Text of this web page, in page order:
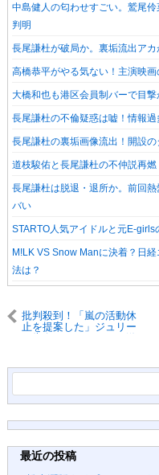
中島健人の匂わせすごい。鷲尾
判明
長尾謙杜が破局か。裏垢流出ア
高橋恭平がやる気ない！主演映画
大橋和也も港区会員制バーで目
長尾謙杜の不倫疑惑は嘘！情報
長尾謙杜の裏垢画像流出！開設
道枝駿佑と長尾謙杜の不仲説再
長尾謙杜は脱退・退所か。前回
バい
STARTO人気アイドルと元E-
M!LK VS Snow Manに決着？日
法は？
批判殺到！「嵐の活動休
止を提案した」ジュリー
索:
最近の投稿